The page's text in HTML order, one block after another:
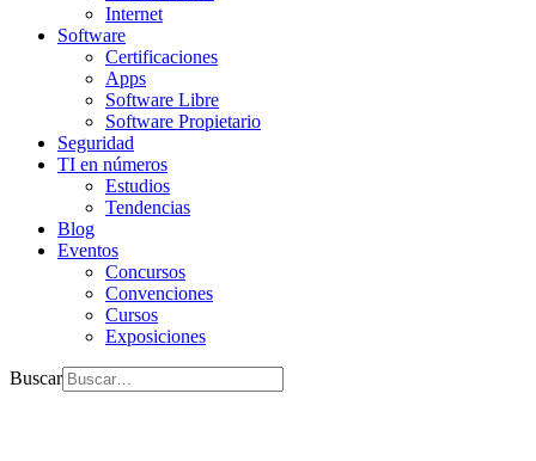
Internet
Software
Certificaciones
Apps
Software Libre
Software Propietario
Seguridad
TI en números
Estudios
Tendencias
Blog
Eventos
Concursos
Convenciones
Cursos
Exposiciones
Buscar